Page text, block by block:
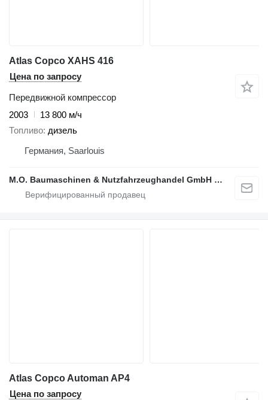
Atlas Copco XAHS 416
Цена по запросу
Передвижной компрессор
2003
13 800 м/ч
Топливо дизель
Германия, Saarlouis
M.O. Baumaschinen & Nutzfahrzeughandel GmbH & CO.
Atlas Copco Automan AP4
Цена по запросу